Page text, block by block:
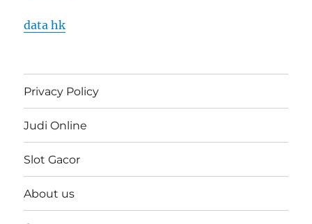
data hk
Privacy Policy
Judi Online
Slot Gacor
About us